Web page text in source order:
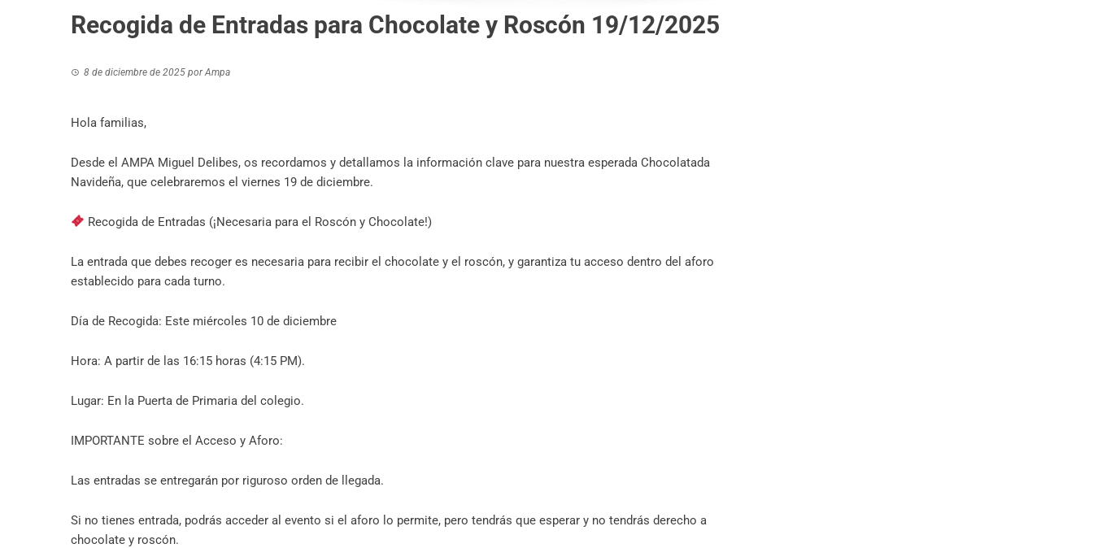
Recogida de Entradas para Chocolate y Roscón 19/12/2025
8 de diciembre de 2025 porAmpa
Hola familias,
Desde el AMPA Miguel Delibes, os recordamos y detallamos la información clave para nuestra esperada Chocolatada
Navideña, que celebraremos el viernes 19 de diciembre.
Recogida de Entradas (¡Necesaria para el Roscón y Chocolate!)
La entrada que debes recoger es necesaria para recibir el chocolate y el roscón, y garantiza tu acceso dentro del aforo
establecido para cada turno.
Día de Recogida: Este miércoles 10 de diciembre
Hora: A partir de las 16:15 horas (4:15 PM).
Lugar: En la Puerta de Primaria del colegio.
IMPORTANTE sobre el Acceso y Aforo:
Las entradas se entregarán por riguroso orden de llegada.
Si no tienes entrada, podrás acceder al evento si el aforo lo permite, pero tendrás que esperar y no tendrás derecho a
chocolate y roscón.